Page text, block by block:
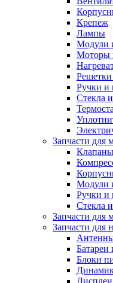
Крепеж
Лампы
Модули
Моторы
Ручки и
Стекла
Запчасти для
Модули
Ручки и
Стекла
Запчасти для
Запчасти для
Батареи
Блоки